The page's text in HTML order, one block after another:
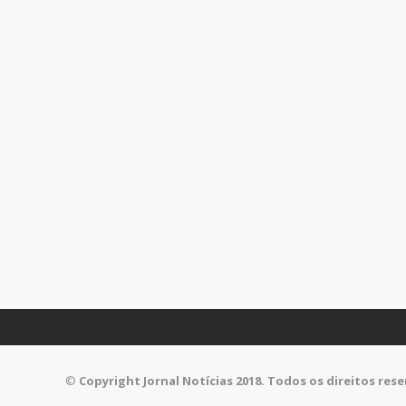
© Copyright Jornal Notícias 2018. Todos os direitos